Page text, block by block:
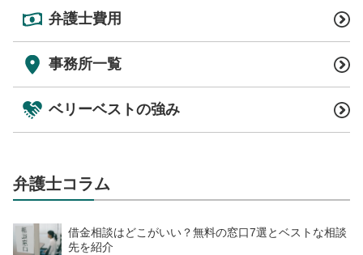
弁護士費用
事務所一覧
ベリーベストの強み
弁護士コラム
借金相談はどこがいい？無料の窓口7選とベストな相談
先を紹介